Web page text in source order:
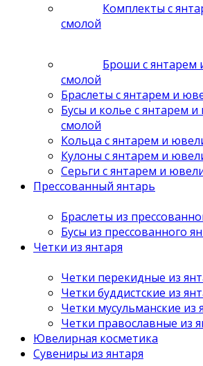
Комплекты с
смолой
Броши с янтарем
смолой
Браслеты с янтарем и
Бусы и колье с янтарем
смолой
Кольца с янтарем и
Кулоны с янтарем и
Серьги с янтарем и
Прессованный янтарь
Браслеты из
Бусы из прессованного
Четки из янтаря
Четки перекидные из
Четки буддистские из
Четки мусульманские из
Четки православные из
Ювелирная косметика
Сувениры из янтаря